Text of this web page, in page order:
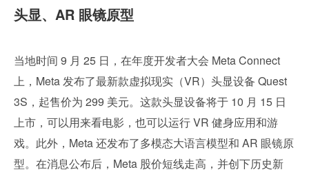
头显、AR 眼镜原型
当地时间 9 月 25 日，在年度开发者大会 Meta Connect
上，Meta 发布了最新款虚拟现实（VR）头显设备 Quest
3S，起售价为 299 美元。这款头显设备将于 10 月 15 日
上市，可以用来看电影，也可以运行 VR 健身应用和游
戏。此外，Meta 还发布了多模态大语言模型和 AR 眼镜原
型。在消息公布后，Meta 股价短线走高，并创下历史新